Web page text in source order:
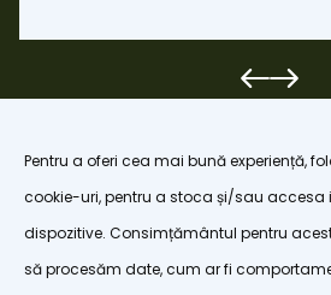
Pentru a oferi cea mai bună experiență,
cookie-uri, pentru a stoca și/sau accesa
dispozitive. Consimțământul pentru
să procesăm date, cum ar fi